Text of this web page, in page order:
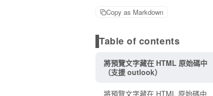
Copy as Markdown
Table of contents
將預覽文字藏在 HTML 原始碼中
（支援 outlook）
將預覽文字藏在 HTML 原始碼中